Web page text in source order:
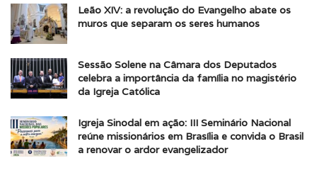
Leão XIV: a revolução do Evangelho abate os
muros que separam os seres humanos
Sessão Solene na Câmara dos Deputados
celebra a importância da família no magistério
da Igreja Católica
Igreja Sinodal em ação: III Seminário Nacional
reúne missionários em Brasília e convida o Brasil
a renovar o ardor evangelizador